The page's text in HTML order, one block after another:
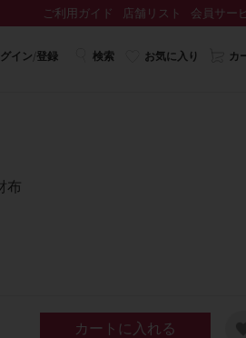
ご利用ガイド 店舗リスト 会員サー
イン/登録 検索 お気に入り カ
布
カートに入れる